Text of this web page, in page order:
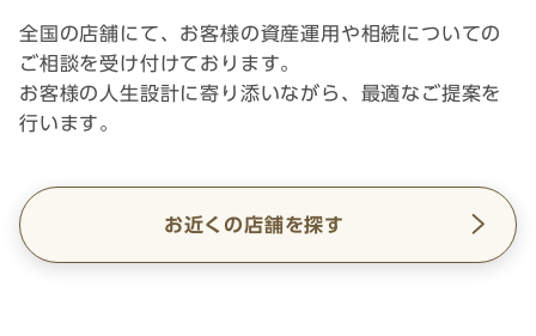
全国の店舗にて、お客様の資産運用や相続についての
ご相談を受け付けております。
お客様の人生設計に寄り添いながら、最適なご提案を
行います。
お近くの店舗を探す